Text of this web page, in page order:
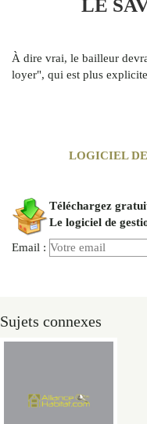
LE
À dire vrai, le bailleur
loyer", qui est plus
LOGICIEL
Téléchargez
Le logiciel de
Email :
Sujets connexes